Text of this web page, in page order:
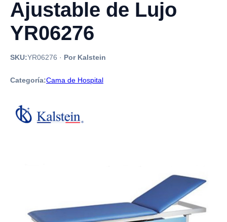
Ajustable de Lujo
YR06276
SKU:YR06276 · Por Kalstein
Categoría:Cama de Hospital